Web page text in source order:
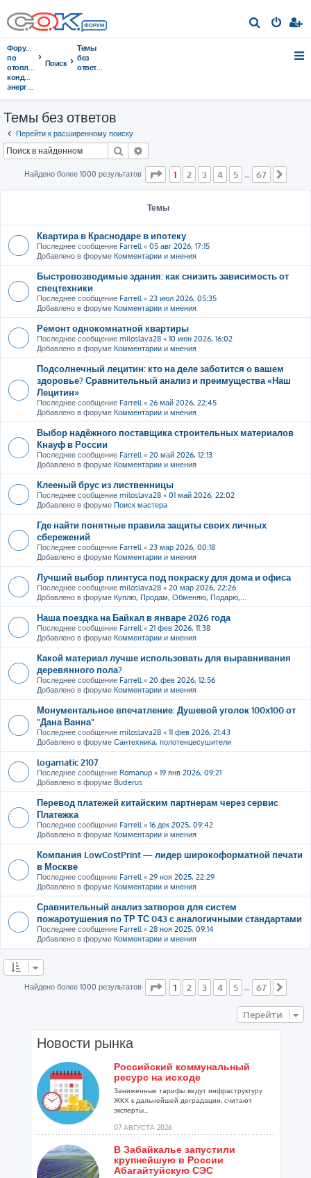
о
Форумы
по
отоплению,
кондиционированию,
энергосбережению
Поиск
Темы
без
ответов
Темы без ответов
Перейти к расширенному поиску
Поиск
Найдено более 1000 результатов Страница из 67
1 2 3 4 5 67
Темы
Квартира в Краснодаре в ипотеку
Последнее сообщение Farrell « 05 авг 2026, 17:15
Добавлено в форуме Комментарии и мнения
Быстровозводимые здания: как снизить зависимость от
спецтехники
Последнее сообщение Farrell « 23 июл 2026, 05:35
Добавлено в форуме Комментарии и мнения
Ремонт однокомнатной квартиры
Последнее сообщение miloslava28 « 10 июн 2026, 16:02
Добавлено в форуме Комментарии и мнения
Подсолнечный лецитин: кто на деле заботится о вашем
здоровье? Сравнительный анализ и преимущества «Наш
Лецитин»
Последнее сообщение Farrell « 26 май 2026, 22:45
Добавлено в форуме Комментарии и мнения
Выбор надёжного поставщика строительных материалов
Кнауф в России
Последнее сообщение Farrell « 20 май 2026, 12:13
Добавлено в форуме Комментарии и мнения
Клееный брус из лиственницы
Последнее сообщение miloslava28 « 01 май 2026, 22:02
Добавлено в форуме Поиск мастера
Где найти понятные правила защиты своих личных
сбережений
Последнее сообщение Farrell « 23 мар 2026, 00:18
Добавлено в форуме Комментарии и мнения
Лучший выбор плинтуса под покраску для дома и офиса
Последнее сообщение miloslava28 « 20 мар 2026, 22:26
Добавлено в форуме Куплю, Продам, Обменяю, Подарю,...
Наша поездка на Байкал в январе 2026 года
Последнее сообщение Farrell « 21 фев 2026, 11:38
Добавлено в форуме Комментарии и мнения
Какой материал лучше использовать для выравнивания
деревянного пола?
Последнее сообщение Farrell « 20 фев 2026, 12:56
Добавлено в форуме Комментарии и мнения
Монументальное впечатление: Душевой уголок 100х100 от
"Дана Ванна"
Последнее сообщение miloslava28 « 11 фев 2026, 21:43
Добавлено в форуме Сантехника, полотенцесушители
logamatic 2107
Последнее сообщение Romanup « 19 янв 2026, 09:21
Добавлено в форуме Buderus
Перевод платежей китайским партнерам через сервис
Платежка
Последнее сообщение Farrell « 16 дек 2025, 09:42
Добавлено в форуме Комментарии и мнения
Компания LowCostPrint — лидер широкоформатной печати
в Москве
Последнее сообщение Farrell « 29 ноя 2025, 22:29
Добавлено в форуме Комментарии и мнения
Сравнительный анализ затворов для систем
пожаротушения по ТР ТС 043 с аналогичными стандартами
Последнее сообщение Farrell « 28 ноя 2025, 09:14
Добавлено в форуме Комментарии и мнения
Найдено более 1000 результатов Страница из 67
1 2 3 4 5 67
Перейти
Новости рынка
Российский коммунальный
ресурс на исходе
Заниженные тарифы ведут инфраструктуру
ЖКХ к дальнейшей деградации, считают
эксперты...
07 АВГУСТА 2026
В Забайкалье запустили
крупнейшую в России
Абагайтуйскую СЭС